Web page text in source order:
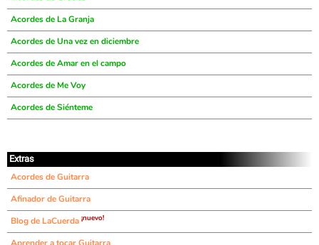
Acordes de La Granja
Acordes de Una vez en diciembre
Acordes de Amar en el campo
Acordes de Me Voy
Acordes de Siénteme
Extras
Acordes de Guitarra
Afinador de Guitarra
Blog de LaCuerda ¡nuevo!